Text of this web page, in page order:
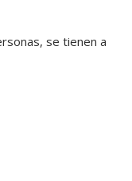
se tienen a